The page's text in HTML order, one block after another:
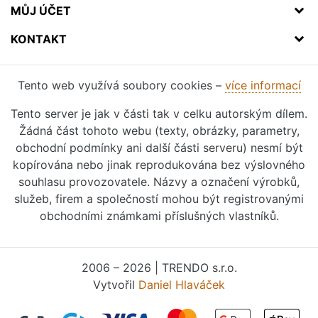
MŮJ ÚČET
KONTAKT
Tento web využívá soubory cookies – více informací
Tento server je jak v části tak v celku autorským dílem.
Žádná část tohoto webu (texty, obrázky, parametry,
obchodní podmínky ani další části serveru) nesmí být
kopírována nebo jinak reprodukována bez výslovného
souhlasu provozovatele. Názvy a označení výrobků,
služeb, firem a společností mohou být registrovanými
obchodními známkami příslušných vlastníků.
2006 – 2026 | TRENDO s.r.o.
Vytvořil Daniel Hlaváček